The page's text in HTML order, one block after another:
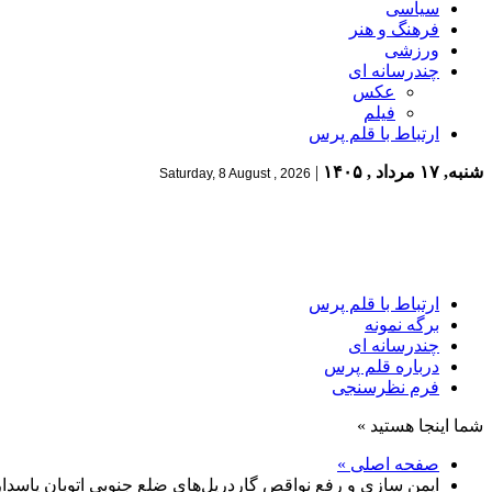
سیاسی
فرهنگ و هنر
ورزشی
چندرسانه ای
عکس
فیلم
ارتباط با قلم پرس
شنبه, ۱۷ مرداد , ۱۴۰۵ |
Saturday, 8 August , 2026
ارتباط با قلم پرس
برگه نمونه
چندرسانه ای
درباره قلم پرس
فرم نظرسنجی
شما اینجا هستید »
صفحه اصلی »
ایمن سازی و رفع نواقص گاردریل‌های ضلع جنوبی اتوبان